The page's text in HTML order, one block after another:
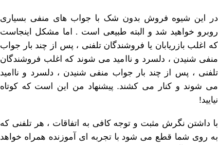
در این شیوه فروش بدون شک با جواب های منفی بسیاری
روبرو خواهید شد و البته طبیعی است . اما مشکل اینجاست
که اغلب بازریابان یا فروشندگان تلفنی ، پس از چند بار جواب
منفی شنیدن ، دلسرد و ناامید می شوند که اغلب فروشندگان
تلفنی ، پس از چند بار جواب منفی شنیدن ، دلسرد و ناامید
می شوند و کنار می کشند. پیشنهاد من این است که کوتاه
نیایید!
با داشتن نگرش مثبت و توجه کافی به اتفاقات ، هر تلفنی که
به روی شما قطع می شود با تجربه ای آموزنده همراه خواهد